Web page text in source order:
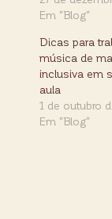
Em "Blog"
Dicas para
música de
inclusiva em
aula
1 de outubro
Em "Blog"